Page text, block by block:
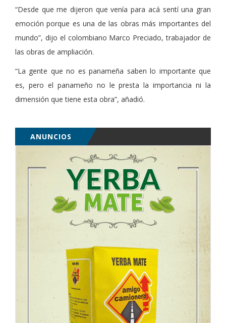
“Desde que me dijeron que venía para acá sentí una gran
emoción porque es una de las obras más importantes del
mundo”, dijo el colombiano Marco Preciado, trabajador de
las obras de ampliación.
“La gente que no es panameña saben lo importante que
es, pero el panameño no le presta la importancia ni la
dimensión que tiene esta obra”, añadió.
ANUNCIOS